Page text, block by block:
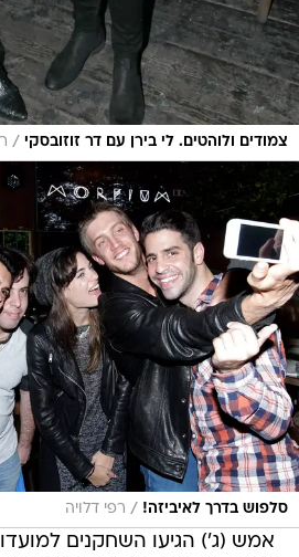
צמודים ולוהטים. לי בירן עם דר זוזובסקי /
סלפוש בדרך לאיביזה! / רפי דלויה
אמש (ג') הגיעו השחקנים